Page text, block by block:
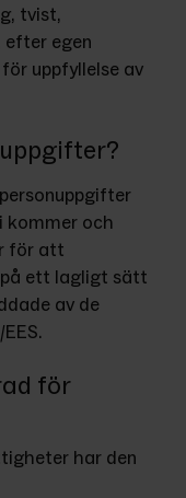
tvist,
egen
uppfyllelse av
kommer och
för att
ett lagligt sätt
av de
för
har den